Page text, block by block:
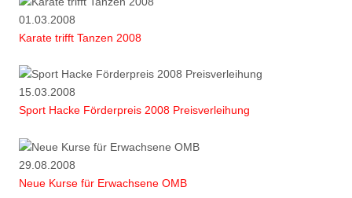
01.03.2008
Karate trifft Tanzen 2008
15.03.2008
Sport Hacke Förderpreis 2008 Preisverleihung
29.08.2008
Neue Kurse für Erwachsene OMB